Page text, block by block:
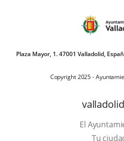
Plaza Mayor, 1. 47001 Valladolid,
Copyright 2025 -
El
Tu